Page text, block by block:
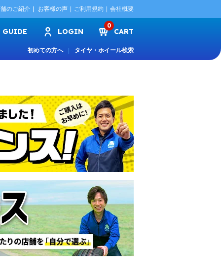
のご紹介 お客様の声 ご利用規約 会社概要
GUIDE LOGIN
0
CART
初めての方へ タイヤ・ホイール検索